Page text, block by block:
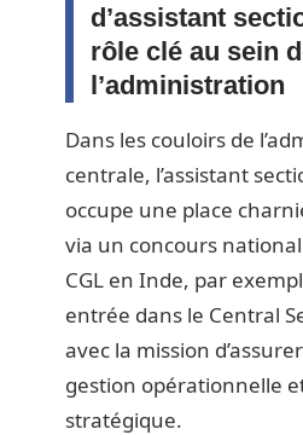
d’assistant
rôle clé au sein
l’administration
Dans les couloirs de
centrale, l’assistant
occupe une place
via un concours national
CGL en Inde, par
entrée dans le Central
avec la mission
gestion opérationnelle
stratégique.